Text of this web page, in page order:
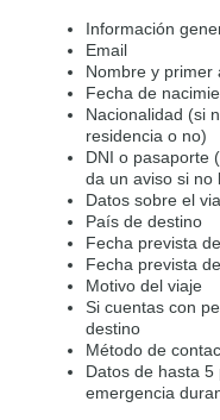
Información
Email
Nombre y primer
Fecha de
Nacionalidad (si
residencia o no)
DNI o pasaporte
da un aviso si no
Datos sobre el
País de destino
Fecha prevista
Fecha prevista
Motivo del viaje
Si cuentas con
destino
Método de
Datos de hasta
emergencia